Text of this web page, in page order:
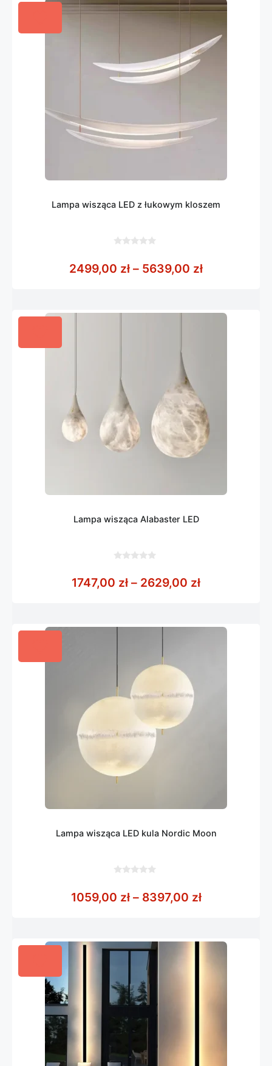
Lampa wisząca LED z łukowym kloszem
5
2499,00 zł – 5639,00 złZakres cen:
Lampa wisząca Alabaster LED
5
1747,00 zł – 2629,00 złZakres cen:
Lampa wisząca LED kula Nordic Moon
5
1059,00 zł – 8397,00 złZakres cen: